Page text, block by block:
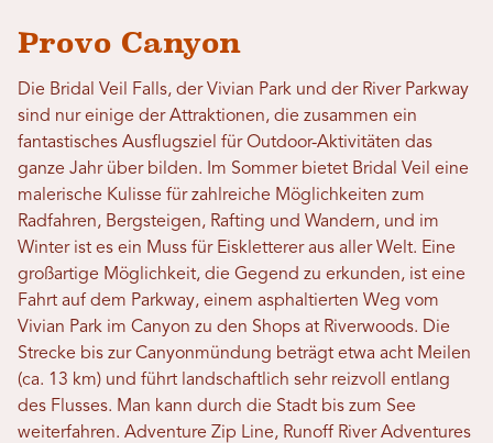
Provo Canyon
Die Bridal Veil Falls, der Vivian Park und der River Parkway
sind nur einige der Attraktionen, die zusammen ein
fantastisches Ausflugsziel für Outdoor-Aktivitäten das
ganze Jahr über bilden. Im Sommer bietet Bridal Veil eine
malerische Kulisse für zahlreiche Möglichkeiten zum
Radfahren, Bergsteigen, Rafting und Wandern, und im
Winter ist es ein Muss für Eiskletterer aus aller Welt. Eine
großartige Möglichkeit, die Gegend zu erkunden, ist eine
Fahrt auf dem Parkway, einem asphaltierten Weg vom
Vivian Park im Canyon zu den Shops at Riverwoods. Die
Strecke bis zur Canyonmündung beträgt etwa acht Meilen
(ca. 13 km) und führt landschaftlich sehr reizvoll entlang
des Flusses. Man kann durch die Stadt bis zum See
weiterfahren. Adventure Zip Line, Runoff River Adventures